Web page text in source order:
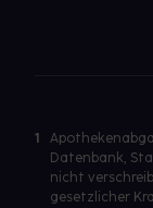
1
Datenbank,
nicht
gesetzlicher